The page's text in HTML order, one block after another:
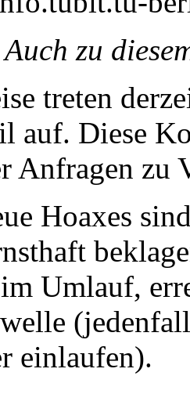
zu
treten
auf. Diese
Anfragen zu
Hoaxes
Umlauf,
einlaufen).